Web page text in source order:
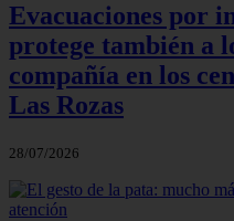
Evacuaciones por
protege también a
compañía en los
Las Rozas
28/07/2026